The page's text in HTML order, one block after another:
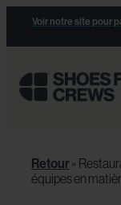
Voir notre site pour
Retour »
équipes en